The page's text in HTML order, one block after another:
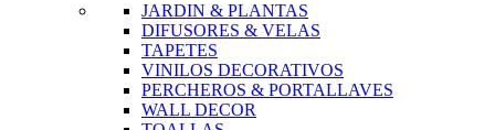
JARDIN & PLANTAS
DIFUSORES & VELAS
TAPETES
VINILOS DECORATIVOS
PERCHEROS & PORTALLAVES
WALL DECOR